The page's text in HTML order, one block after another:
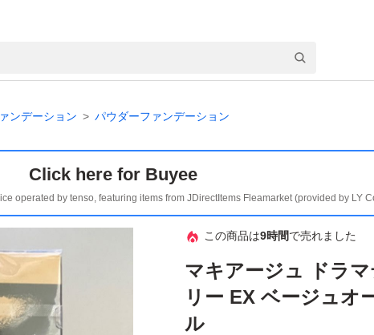
ンデーション パウダーファンデーション
Click here for Buyee
operated by tenso, featuring items from JDirectItems Fleamarket (provided by LY
この商品は9時間で売れました
マキアージュ ドラ
リー EX ベージュオ
ル